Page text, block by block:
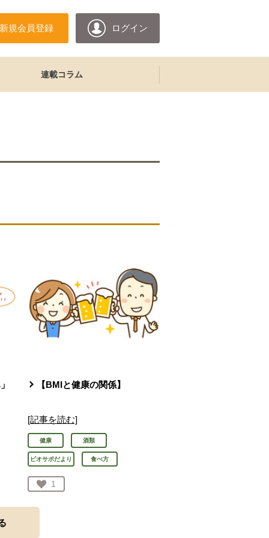
新規会員登録 ログイン
連載コラム
【BMIと健康の関係】
[記事を読む]
健康 酒類
ビオサポだより 食べ方
お気に入り登録：
1
人が登録